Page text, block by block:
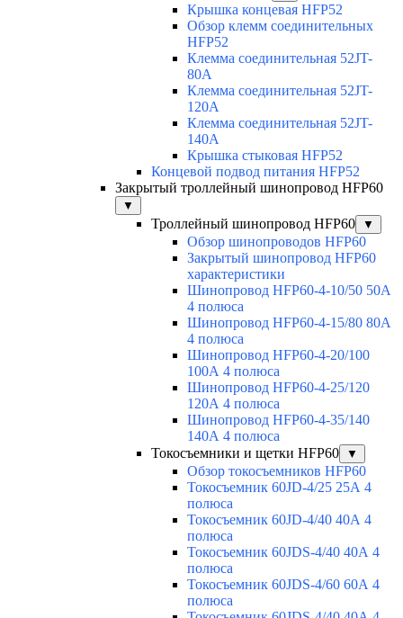
Крышка концевая HFP52
Обзор клемм соединительных
HFP52
Клемма соединительная 52JT-
80A
Клемма соединительная 52JT-
120A
Клемма соединительная 52JT-
140A
Крышка стыковая HFP52
Концевой подвод питания HFP52
Закрытый троллейный шинопровод HFP60
▼
Троллейный шинопровод HFP60 ▼
Обзор шинопроводов HFP60
Закрытый шинопровод HFP60
характеристики
Шинопровод HFP60-4-10/50 50А
4 полюса
Шинопровод HFP60-4-15/80 80А
4 полюса
Шинопровод HFP60-4-20/100
100А 4 полюса
Шинопровод HFP60-4-25/120
120А 4 полюса
Шинопровод HFP60-4-35/140
140А 4 полюса
Токосъемники и щетки HFP60
▼
Обзор токосъемников HFP60
Токосъемник 60JD-4/25 25А 4
полюса
Токосъемник 60JD-4/40 40А 4
полюса
Токосъемник 60JDS-4/40 40А 4
полюса
Токосъемник 60JDS-4/60 60А 4
полюса